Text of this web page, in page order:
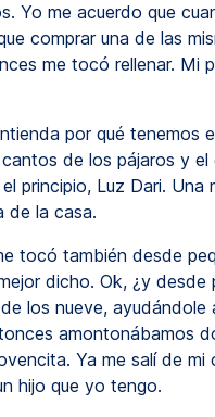
Yo me acuerdo que
comprar una de las
me tocó rellenar. Mi
por qué tenemos
de los pájaros y el
principio, Luz Dari. Una
de la casa.
tocó también desde
dicho. Ok, ¿y desde
los nueve, ayudándole
amontonábamos
Ya me salí de mi
hijo que yo tengo.